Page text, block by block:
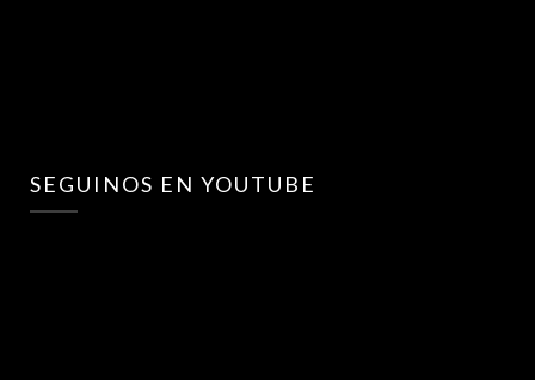
SEGUINOS EN YOUTUBE